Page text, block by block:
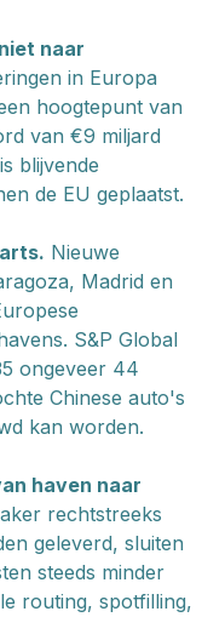
naar
in Europa
hoogtepunt van
van €9 miljard
blijvende
de EU geplaatst.
Nieuwe
Madrid en
S&P Global
ongeveer 44
Chinese auto's
kan worden.
haven naar
rechtstreeks
geleverd, sluiten
steeds minder
routing, spotfilling,